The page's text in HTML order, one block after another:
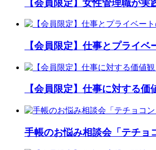
【会員限定】女性管理職が
【会員限定】仕事とプライ
【会員限定】仕事に対する
手帳のお悩み相談会「テチョ